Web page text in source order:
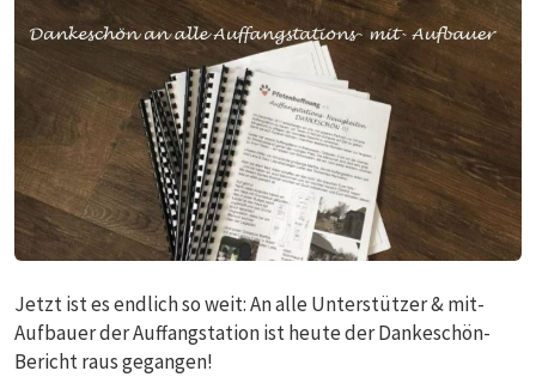
Jetzt ist es endlich so weit: An alle Unterstützer & mit-
Aufbauer der Auffangstation ist heute der Dankeschön-
Bericht raus gegangen!